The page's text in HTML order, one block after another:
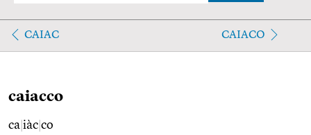
CAIAC CAIACO
caiacco
ca iàc co